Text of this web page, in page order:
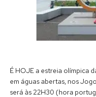
É HOJE a estreia olímpica
em águas abertas, nos
será às 22H30 (hora